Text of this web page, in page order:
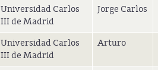
Universidad Carlos
III de Madrid
Jorge Carlos
Universidad Carlos
III de Madrid
Arturo